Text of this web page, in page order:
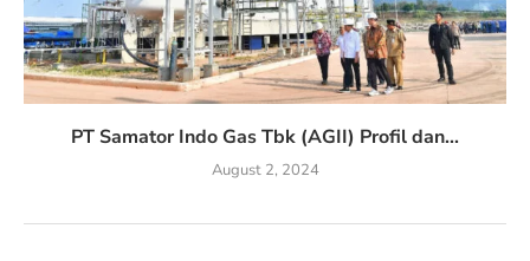
PT Samator Indo Gas Tbk (AGII) Profil dan...
August 2, 2024